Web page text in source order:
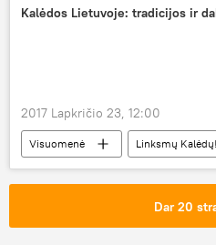
Kalėdos Lietuvoje: tradicijos ir
2017 Lapkričio 23, 12:00
Visuomenė Linksmų Kalėdų!
Kalėdos
Kalėdų eglės
šventė
eglės papuošalai
Dar 20